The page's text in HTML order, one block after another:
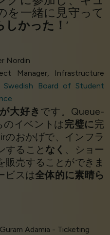
を一緒に見守って
しかった！ ’
Nordin
Manager, Infrastructure
Swedish Board of Student
大好き です。Queue-
のイベントは完璧に完
のおかげで、インフラ
すること なく 、ショー
販売することができま
ビスは全体的に素晴ら
Guram Adamia - Ticketing